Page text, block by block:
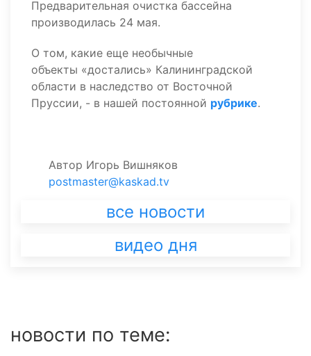
Предварительная очистка бассейна
производилась 24 мая.
О том, какие еще необычные
объекты «достались» Калининградской
области в наследство от Восточной
Пруссии, - в нашей постоянной рубрике.
Автор Игорь Вишняков
postmaster@kaskad.tv
все новости
видео дня
новости по теме: